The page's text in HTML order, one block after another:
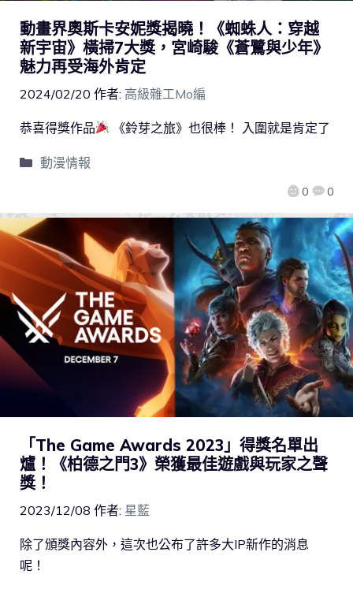
動畫界奧斯卡安妮獎揭曉！《蜘蛛人：穿越
新宇宙》橫掃7大獎，宮崎駿《蒼鷺與少年》
魅力再受海外肯定
2024/02/20 作者: 高級雜工Mo編
0 0
恭喜得獎作品 《鈴芽之旅》也很棒！ 入圍就是肯定了
動漫情報
「The Game Awards 2023」得獎名單出
爐！《柏德之門3》榮獲最佳遊戲與玩家之聲
獎！
2023/12/08 作者: 星藍
除了頒獎內容外，這次也公布了許多大IP新作的消息
呢！